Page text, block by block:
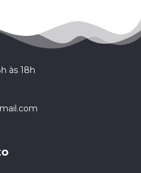
às 18h